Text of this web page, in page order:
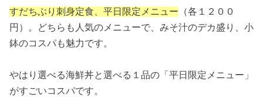
すだちぶり刺身定食、平日限定メニュー （各１２００
円）。どちらも人気のメニューで、みそ汁のデカ盛り、小
鉢のコスパも魅力です。
やはり選べる海鮮丼と選べる１品の「平日限定メニュー」
がすごいコスパです。